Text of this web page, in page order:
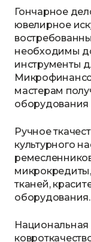
Гончарное
ювелирное
необходимы
инструменты
мастерам
оборудования
Ручное
культурного
тканей,
оборудования.
Национальная